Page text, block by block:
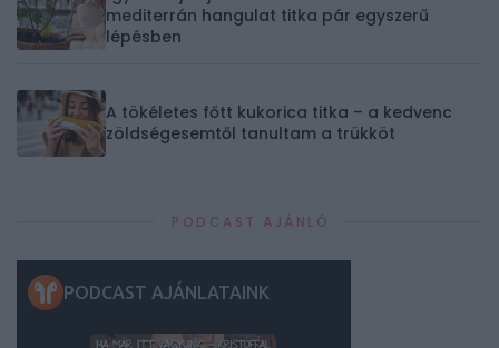
mediterrán hangulat titka pár egyszerű
lépésben
A tökéletes főtt kukorica titka – a kedvenc
zöldségesemtől tanultam a trükköt
PODCAST AJÁNLÓ